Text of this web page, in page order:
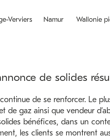
Verviers Namur Wallonie
de solides
de se renforcer. Le
de gaz ainsi que vendeur
bénéfices, dans un
les clients se montrent